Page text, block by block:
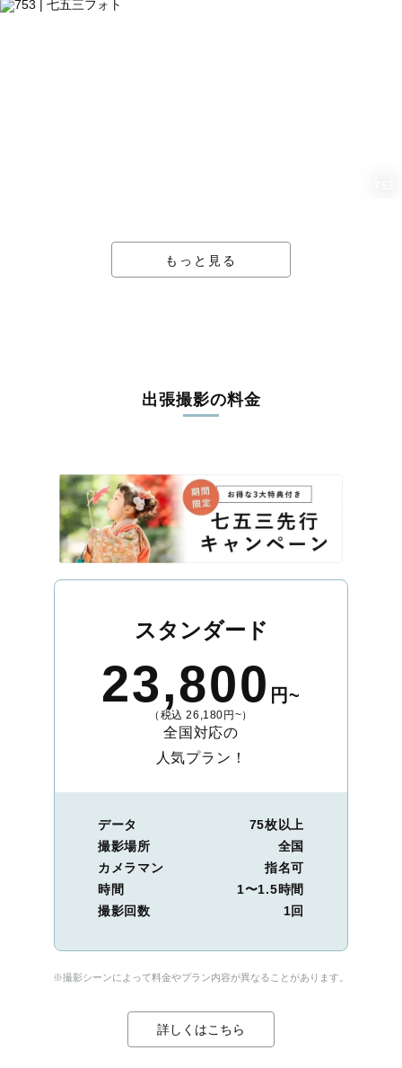
もっと見る
出張撮影の料金
スタンダード
23,800 円~
（税込 26,180円~）
全国対応の
人気プラン！
データ
75枚以上
撮影場所
全国
カメラマン
指名可
時間
1〜1.5時間
撮影回数
1回
※撮影シーンによって料金やプラン内容が異なることがあります。
詳しくはこちら